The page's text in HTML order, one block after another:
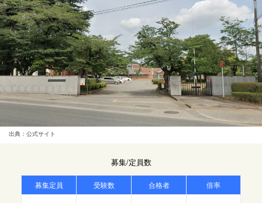
出典：公式サイト
募集/定員数
募集定員 受験数 合格者 倍率